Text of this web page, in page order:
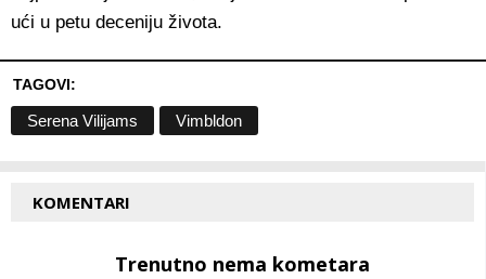
ući u petu deceniju života.
TAGOVI:
Serena Vilijams Vimbldon
KOMENTARI
Trenutno nema kometara